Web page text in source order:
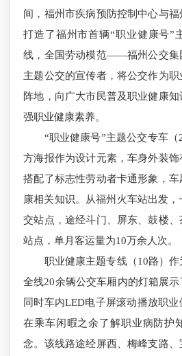
间，福州市疾病预防控制中心与福
打造了福州市首辆“职业健康号”
线，全国劳动模范——福州公交集
主题公交的宣传者，将公交作为
阵地，向广大市民普及职业健康
强职业健康素养。
“职业健康号”主题公交专车
方海报作为设计元素，车身外装饰
搭配了标志性劳动者卡通形象，
康相关知识。从福州火车站出发
交站点，途经斗门、屏东、鼓楼
站点，单月客运量为10万余人次。
职业健康主题专线（10路）作
全线20余辆公交车厢内的灯箱展示
同时车内LED电子屏滚动播放职
在乘车闲暇之余了解职业病防护
念。该线路途经屏西、梅峰支路